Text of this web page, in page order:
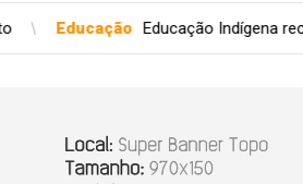
Educação Educação Indígena recebe